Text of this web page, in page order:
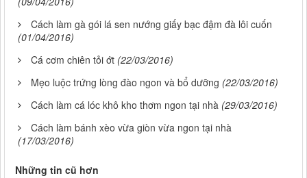
Cách làm gà gói lá sen nướng giấy bạc đậm đà lôi cuốn
(01/04/2016)
Cá cơm chiên tỏi ớt (22/03/2016)
Mẹo luộc trứng lòng đào ngon và bổ dưỡng (22/03/2016)
Cách làm cá lóc khô kho thơm ngon tại nhà (29/03/2016)
Cách làm bánh xèo vừa giòn vừa ngon tại nhà
(17/03/2016)
Những tin cũ hơn